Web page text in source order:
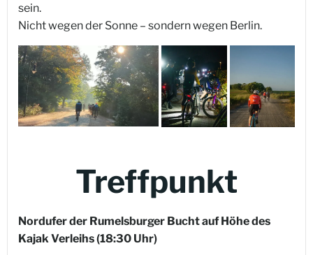
sein.
Nicht wegen der Sonne – sondern wegen Berlin.
Treffpunkt
Nordufer der Rumelsburger Bucht auf Höhe des
Kajak Verleihs(18:30 Uhr)